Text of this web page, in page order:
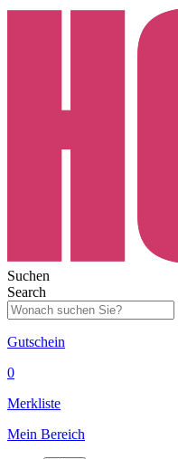
Suchen
Search
Gutschein
0
Merkliste
Mein Bereich